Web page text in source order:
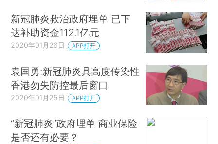
新冠肺炎救治政府埋单 已下
达补助资金112.1亿元
2020年01月26日 APP打开
袁国勇:新冠肺炎具高度传染性
香港勿失防控最后窗口
2020年01月25日 APP打开
“新冠肺炎”政府埋单 商业保险
是否还有必要？